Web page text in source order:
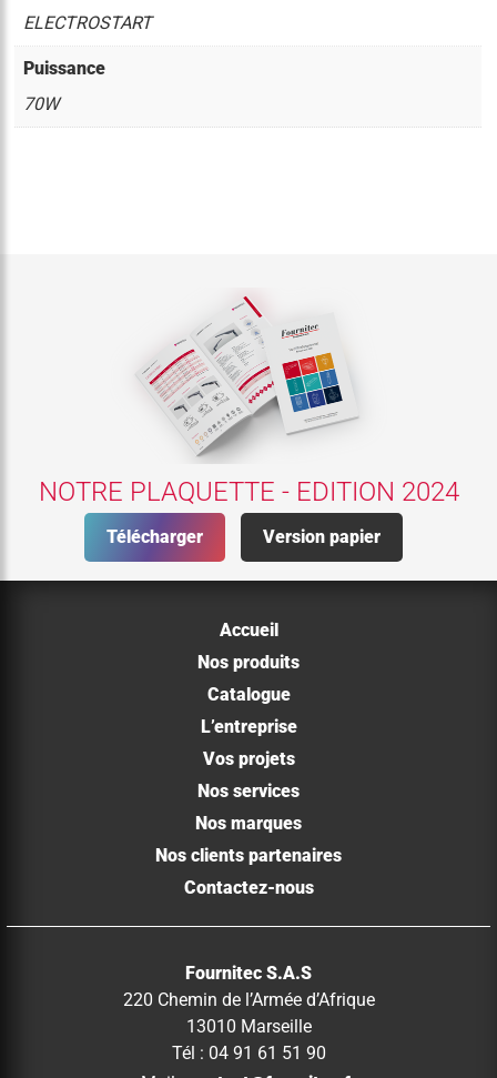
ELECTROSTART
Puissance
70W
NOTRE PLAQUETTE - EDITION 2024
Télécharger Version papier
Accueil
Nos produits
Catalogue
L’entreprise
Vos projets
Nos services
Nos marques
Nos clients partenaires
Contactez-nous
Fournitec S.A.S
220 Chemin de l’Armée d’Afrique
13010 Marseille
Tél : 04 91 61 51 90